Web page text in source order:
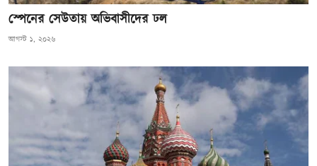
স্পেনের সেউতায় অভিবাসীদের ঢল
আগস্ট ১, ২০২৬